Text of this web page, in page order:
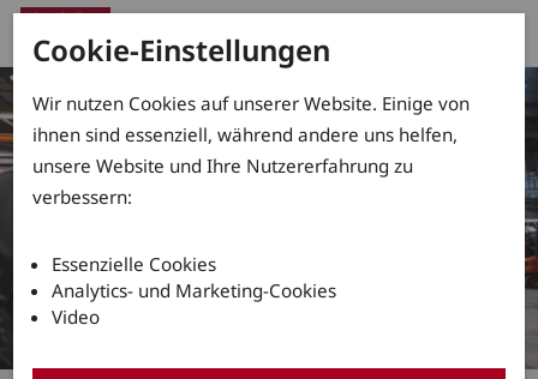
Cookie-Einstellungen
Wir nutzen Cookies auf unserer Website. Einige von
ihnen sind essenziell, während andere uns helfen,
unsere Website und Ihre Nutzererfahrung zu
verbessern:
Essenzielle Cookies
Analytics- und Marketing-Cookies
Video